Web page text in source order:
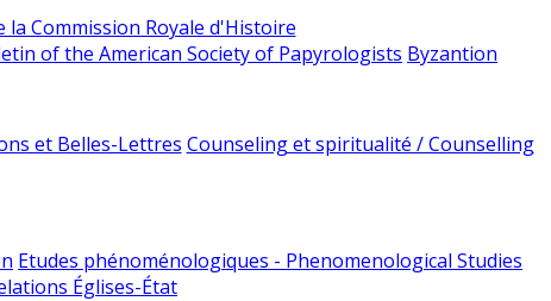
la Commission Royale d'Histoire
of the American Society of Papyrologists Byzantion
et Belles-Lettres Counseling et spiritualité / Counselling
Etudes phénoménologiques - Phenomenological Studies
Églises-État